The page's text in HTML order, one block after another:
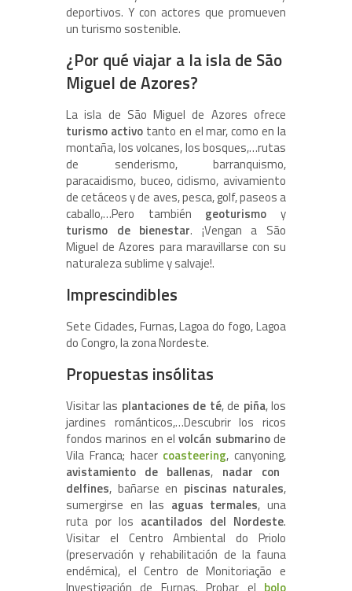
deportivos. Y con actores que promueven
un turismo sostenible.
¿Por qué viajar a la isla de São
Miguel de Azores?
La isla de São Miguel de Azores ofrece
turismo activotanto en el mar, como en la
montaña, los volcanes, los bosques,…rutas
de senderismo, barranquismo,
paracaidismo, buceo, ciclismo, avivamiento
de cetáceos y de aves, pesca, golf, paseos a
caballo,…Pero también geoturismo y
turismo de bienestar. ¡Vengan a São
Miguel de Azores para maravillarse con su
naturaleza sublime y salvaje!.
Imprescindibles
Sete Cidades, Furnas, Lagoa do fogo, Lagoa
do Congro, la zona Nordeste.
Propuestas insólitas
Visitar las plantaciones de té, de piña, los
jardines románticos,…Descubrir los ricos
fondos marinos en elvolcán submarinode
Vila Franca; hacer coasteering, canyoning,
avistamiento de ballenas, nadar con
delfines, bañarse en piscinas naturales,
sumergirse en las aguas termales, una
ruta por los acantilados del Nordeste.
Visitar el Centro Ambiental do Priolo
(preservación y rehabilitación de la fauna
endémica), el Centro de Monitoriação e